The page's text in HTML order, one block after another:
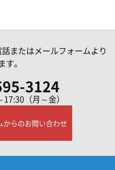
またはメールフォームより
す。
3124
（月～金）
からのお問い合わせ